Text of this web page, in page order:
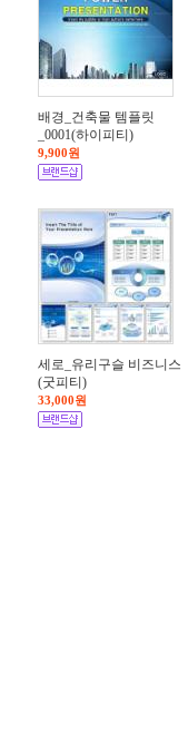
배경_건축물 템플릿
_0001(하이피티)
9,900원
세로_유리구슬 비즈니스
(굿피티)
33,000원